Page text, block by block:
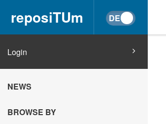
reposiTUm
Login
NEWS
BROWSE BY